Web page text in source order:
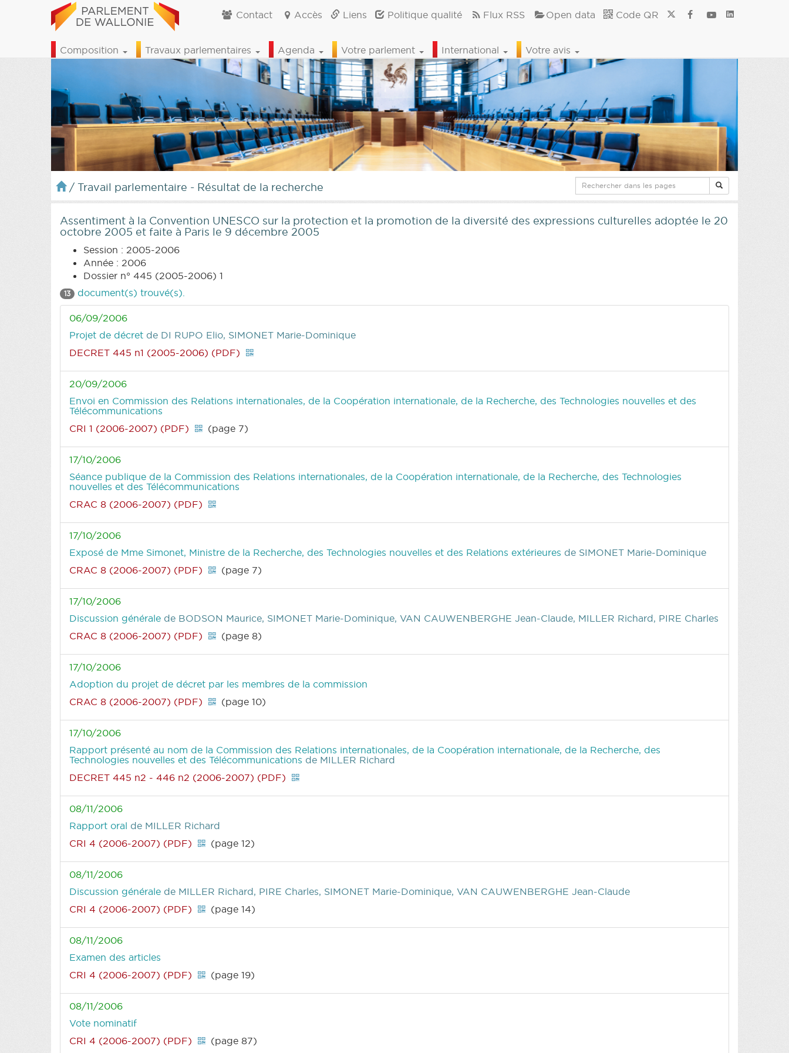
Contact Accès Liens Politique qualité Flux RSS Open data Code QR
Composition Travaux parlementaires Agenda Votre parlement International Votre avis
/ Travail parlementaire - Résultat de la recherche
Assentiment à la Convention UNESCO sur la protection et la promotion de la diversité des expressions culturelles adoptée le 20
octobre 2005 et faite à Paris le 9 décembre 2005
Session : 2005-2006
Année : 2006
Dossier n° 445 (2005-2006) 1
13 document(s) trouvé(s).
06/09/2006
Projet de décret de DI RUPO Elio, SIMONET Marie-Dominique
DECRET 445 n1 (2005-2006) (PDF)
20/09/2006
Envoi en Commission des Relations internationales, de la Coopération internationale, de la Recherche, des Technologies nouvelles et des
Télécommunications
CRI 1 (2006-2007) (PDF)
(page 7)
17/10/2006
Séance publique de la Commission des Relations internationales, de la Coopération internationale, de la Recherche, des Technologies
nouvelles et des Télécommunications
CRAC 8 (2006-2007) (PDF)
17/10/2006
Exposé de Mme Simonet, Ministre de la Recherche, des Technologies nouvelles et des Relations extérieures de SIMONET Marie-Dominique
CRAC 8 (2006-2007) (PDF)
(page 7)
17/10/2006
Discussion générale de BODSON Maurice, SIMONET Marie-Dominique, VAN CAUWENBERGHE Jean-Claude, MILLER Richard, PIRE Charles
CRAC 8 (2006-2007) (PDF)
(page 8)
17/10/2006
Adoption du projet de décret par les membres de la commission
CRAC 8 (2006-2007) (PDF)
(page 10)
17/10/2006
Rapport présenté au nom de la Commission des Relations internationales, de la Coopération internationale, de la Recherche, des
Technologies nouvelles et des Télécommunications de MILLER Richard
DECRET 445 n2 - 446 n2 (2006-2007) (PDF)
08/11/2006
Rapport oral de MILLER Richard
CRI 4 (2006-2007) (PDF)
(page 12)
08/11/2006
Discussion générale de MILLER Richard, PIRE Charles, SIMONET Marie-Dominique, VAN CAUWENBERGHE Jean-Claude
CRI 4 (2006-2007) (PDF)
(page 14)
08/11/2006
Examen des articles
CRI 4 (2006-2007) (PDF)
(page 19)
08/11/2006
Vote nominatif
CRI 4 (2006-2007) (PDF)
(page 87)